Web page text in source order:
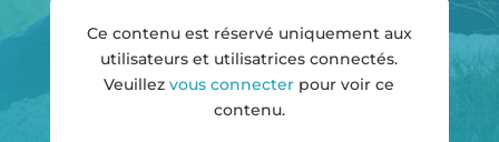
Ce contenu est réservé uniquement aux
utilisateurs et utilisatrices connectés.
Veuillezvous connecter pour voir ce
contenu.